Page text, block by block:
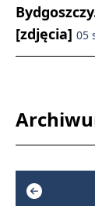
[zdjęcia] 05